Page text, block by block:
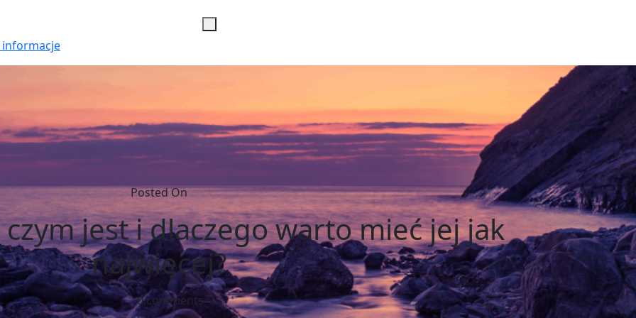
Posted On
czym jest i dlaczego warto mieć jej jak
najwięcej?
0 comments